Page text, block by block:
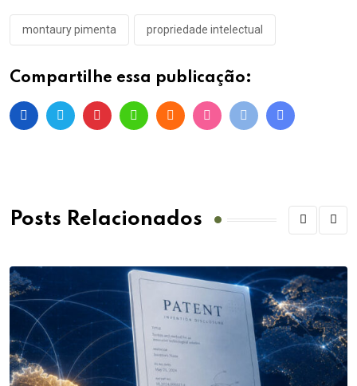
montaury pimenta propriedade intelectual
Compartilhe essa publicação:
Posts Relacionados